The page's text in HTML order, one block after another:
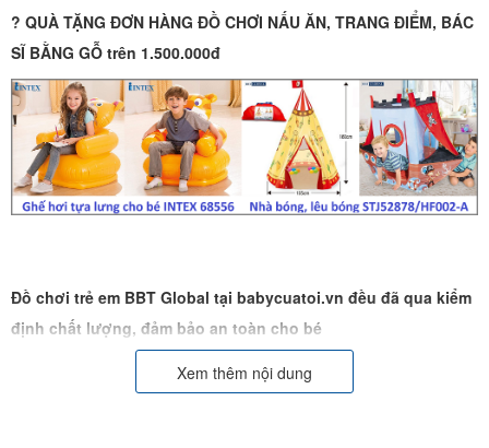
? QUÀ TẶNG ĐƠN HÀNG ĐỒ CHƠI NẤU ĂN, TRANG ĐIỂM, BÁC
SĨ BẰNG GỖ trên 1.500.000đ
Đồ chơi trẻ em BBT Global tại babycuatoi.vn đều đã qua kiểm
định chất lượng, đảm bảo an toàn cho bé
Xem thêm nội dung